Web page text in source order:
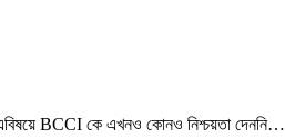
এবিষয়ে BCCI কে এখনও কোনও নিশ্চয়তা দেননি…